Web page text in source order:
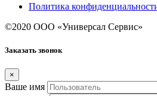
Политика
©2020 ООО «Универсал Сервис»
Заказать звонок
×
Ваше имя